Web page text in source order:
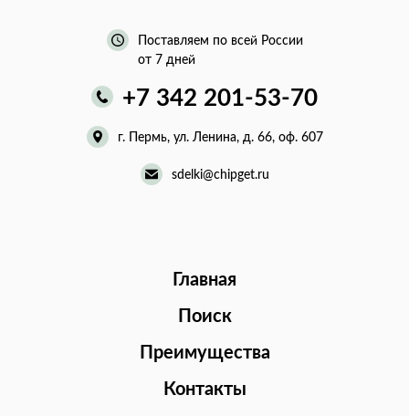
Поставляем по всей России
от 7 дней
+7 342 201-53-70
г. Пермь, ул. Ленина, д. 66, оф. 607
sdelki@chipget.ru
Главная
Поиск
Преимущества
Контакты